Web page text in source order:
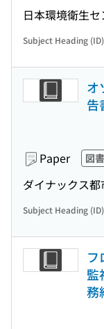
日本環境衛生セ
Subject Heading (ID)
オ
告
Paper 図書
ダイナックス
Subject Heading (ID)
フ
監
務